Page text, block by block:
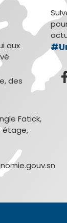
aux
des
Fatick,
étage,